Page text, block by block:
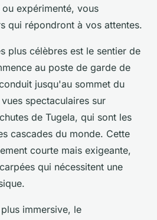
expérimenté, vous
qui répondront à vos attentes.
plus célèbres est le sentier de
au poste de garde de
jusqu'au sommet du
spectaculaires sur
de Tugela, qui sont les
cascades du monde. Cette
courte mais exigeante,
qui nécessitent une
immersive, le